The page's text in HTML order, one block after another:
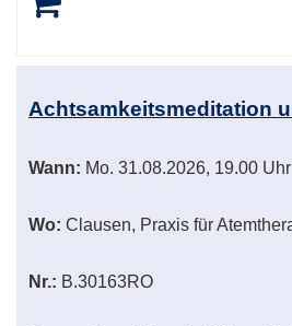
Achtsamkeitsmeditation
Wann: Mo. 31.08.2026, 19.00 Uhr
Wo: Clausen, Praxis für
Nr.: B.30163RO